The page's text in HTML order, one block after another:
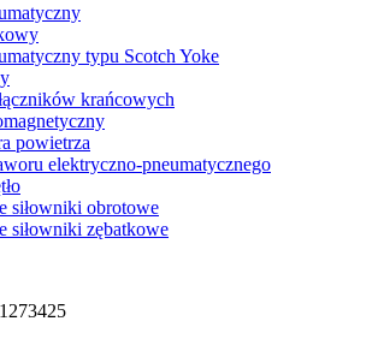
typu Scotch Yoke
krańcowych
powietrza
elektryczno-pneumatycznego
siłowniki obrotowe
siłowniki zębatkowe